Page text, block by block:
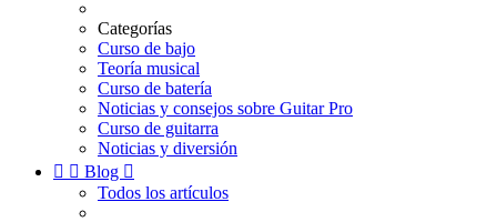
Categorías
Curso de bajo
Teoría musical
Curso de batería
Noticias y consejos sobre Guitar Pro
Curso de guitarra
Noticias y diversión
  Blog 
Todos los artículos